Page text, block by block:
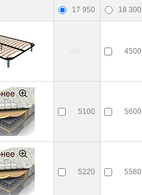
17 950 18 300
4500
5100 5600
5220 5580